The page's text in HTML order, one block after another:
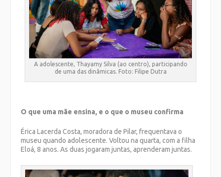
A adolescente, Thayamy Silva (ao centro), participando
de uma das dinâmicas. Foto: Filipe Dutra
O que uma mãe ensina, e o que o museu confirma
Érica Lacerda Costa, moradora de Pilar, frequentava o
museu quando adolescente. Voltou na quarta, com a filha
Eloá, 8 anos. As duas jogaram juntas, aprenderam juntas.